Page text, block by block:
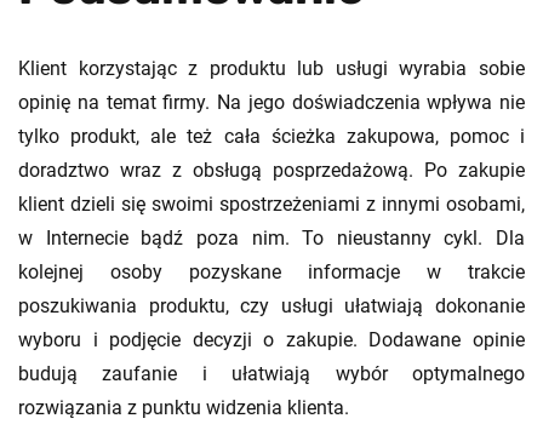
Klient korzystając z produktu lub usługi wyrabia sobie
opinię na temat firmy. Na jego doświadczenia wpływa nie
tylko produkt, ale też cała ścieżka zakupowa, pomoc i
doradztwo wraz z obsługą posprzedażową. Po zakupie
klient dzieli się swoimi spostrzeżeniami z innymi osobami,
w Internecie bądź poza nim. To nieustanny cykl. Dla
kolejnej osoby pozyskane informacje w trakcie
poszukiwania produktu, czy usługi ułatwiają dokonanie
wyboru i podjęcie decyzji o zakupie. Dodawane opinie
budują zaufanie i ułatwiają wybór optymalnego
rozwiązania z punktu widzenia klienta.